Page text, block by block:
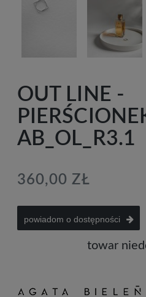
OUT LINE -
AB_OL_R3.1
360,00 ZŁ
powiadom o dostępności
towar